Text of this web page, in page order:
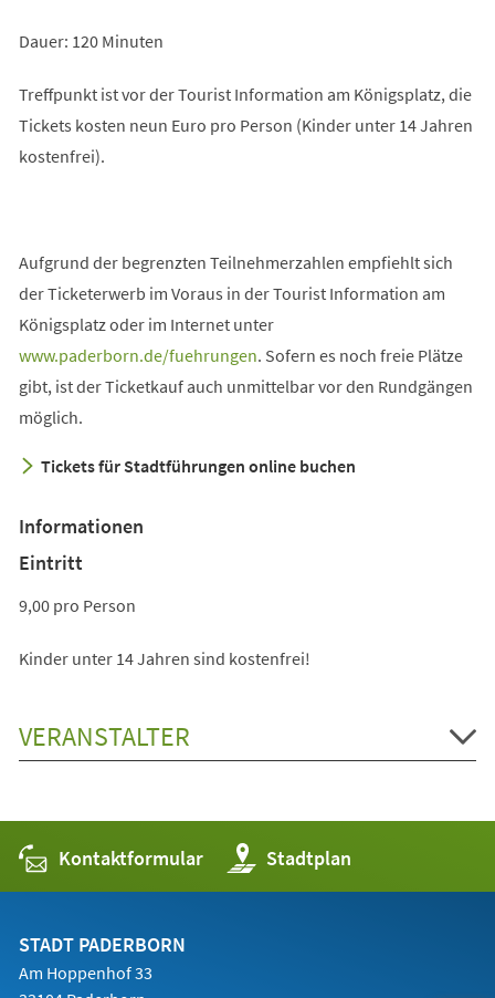
Dauer: 120 Minuten
Treffpunkt ist vor der Tourist Information am Königsplatz, die
Tickets kosten neun Euro pro Person (Kinder unter 14 Jahren
kostenfrei).
Aufgrund der begrenzten Teilnehmerzahlen empfiehlt sich
der Ticketerwerb im Voraus in der Tourist Information am
Königsplatz oder im Internet unter
www.paderborn.de/fuehrungen
(Öffnet
einem
Tab)
. Sofern es noch freie Plätze
gibt, ist der Ticketkauf auch unmittelbar vor den Rundgängen
möglich.
Tickets für Stadtführungen online buchen
Informationen
Eintritt
9,00 pro Person
Kinder unter 14 Jahren sind kostenfrei!
VERANSTALTER
Kontaktformular Stadtplan
(Öffnet
in
einem
STADT PADERBORN
Am Hoppenhof 33